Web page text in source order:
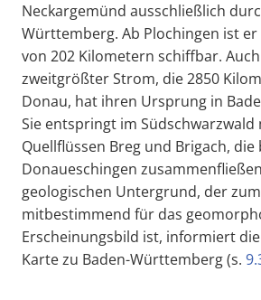
Neckargemünd ausschließlich
Württemberg. Ab Plochingen ist er
von 202 Kilometern schiffbar.
zweitgrößter Strom, die 2850
Donau, hat ihren Ursprung in
Sie entspringt im
Quellflüssen Breg und Brigach, die
Donaueschingen
geologischen Untergrund, der
mitbestimmend für das
Erscheinungsbild ist, informiert
Karte zu Baden-Württemberg (s.